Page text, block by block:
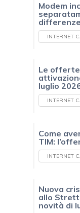
Modem
INTERNET
Le
luglio
INTERNET
Come
TIM:
INTERNET
Nuova
allo
novità di